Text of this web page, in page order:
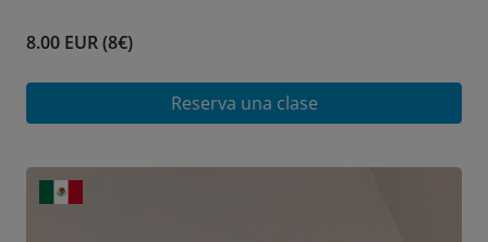
8.00 EUR (8€)
Reserva una clase